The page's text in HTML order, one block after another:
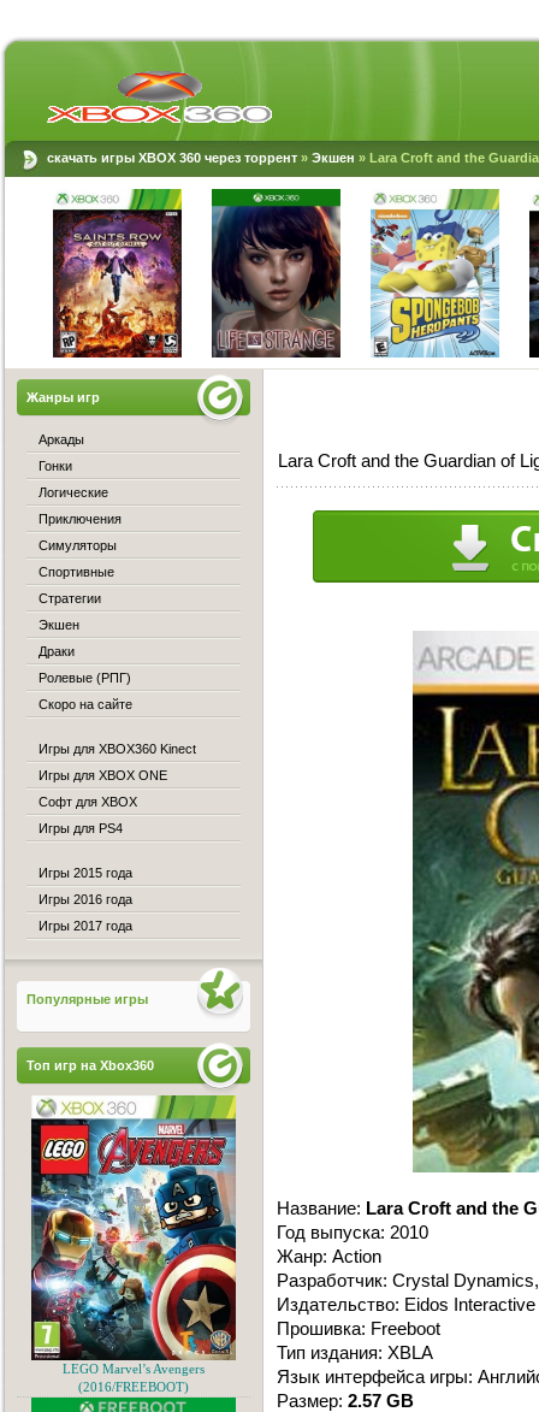
скачать игры XBOX 360 через торрент » Экшен » Lara Croft and the
Lara Croft and the Guardian of
Название: Lara Croft and the
Год выпуска: 2010
Жанр: Action
Разработчик: Crystal
Издательство: Eidos Interactive
Прошивка: Freeboot
Тип издания: XBLA
Язык интерфейса игры:
Размер: 2.57 GB
Жанры игр
Аркады
Гонки
Логические
Приключения
Симуляторы
Спортивные
Стратегии
Экшен
Драки
Ролевые (РПГ)
Скоро на сайте
Игры для XBOX360 Kinect
Игры для XBOX ONE
Софт для XBOX
Игры для PS4
Игры 2015 года
Игры 2016 года
Игры 2017 года
Популярные игры
Топ игр на Xbox360
LEGO Marvel’s Avengers
(2016/FREEBOOT)